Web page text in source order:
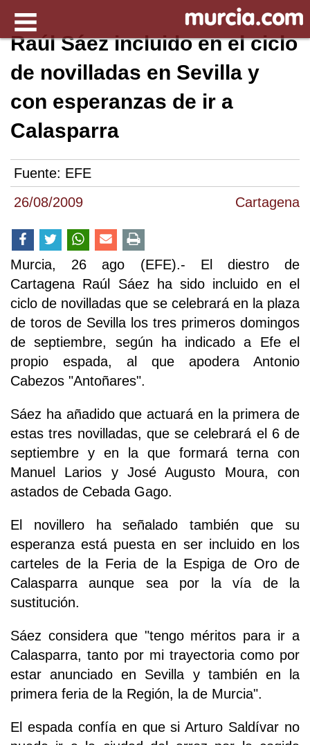
26/08/2009 Cartagena
Raúl Sáez incluido en el ciclo
de novilladas en Sevilla y
con esperanzas de ir a
Calasparra
Fuente: EFE
Murcia, 26 ago (EFE).- El diestro de
Cartagena Raúl Sáez ha sido incluido en el
ciclo de novilladas que se celebrará en la plaza
de toros de Sevilla los tres primeros domingos
de septiembre, según ha indicado a Efe el
propio espada, al que apodera Antonio
Cabezos "Antoñares".
Sáez ha añadido que actuará en la primera de
estas tres novilladas, que se celebrará el 6 de
septiembre y en la que formará terna con
Manuel Larios y José Augusto Moura, con
astados de Cebada Gago.
El novillero ha señalado también que su
esperanza está puesta en ser incluido en los
carteles de la Feria de la Espiga de Oro de
Calasparra aunque sea por la vía de la
sustitución.
Sáez considera que "tengo méritos para ir a
Calasparra, tanto por mi trayectoria como por
estar anunciado en Sevilla y también en la
primera feria de la Región, la de Murcia".
El espada confía en que si Arturo Saldívar no